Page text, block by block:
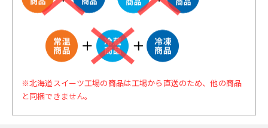
※北海道スイーツ工場の商品は工場から直送のため、他の商品
と同梱できません。